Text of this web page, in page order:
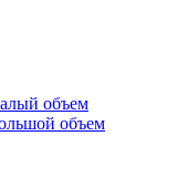
объем
объем